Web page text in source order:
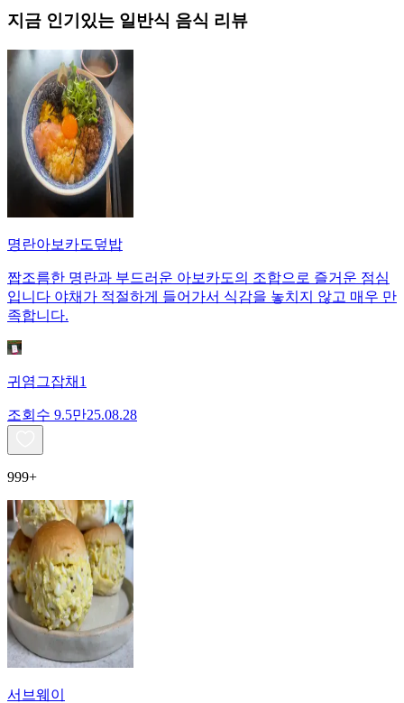
지금 인기있는 일반식 음식 리뷰
명란아보카도덮밥
짭조름한 명란과 부드러운 아보카도의 조합으로 즐거운 점심
입니다 야채가 적절하게 들어가서 식감을 놓치지 않고 매우 만
족합니다.
귀염그잡채1
조회수 9.5만25.08.28
999+
서브웨이